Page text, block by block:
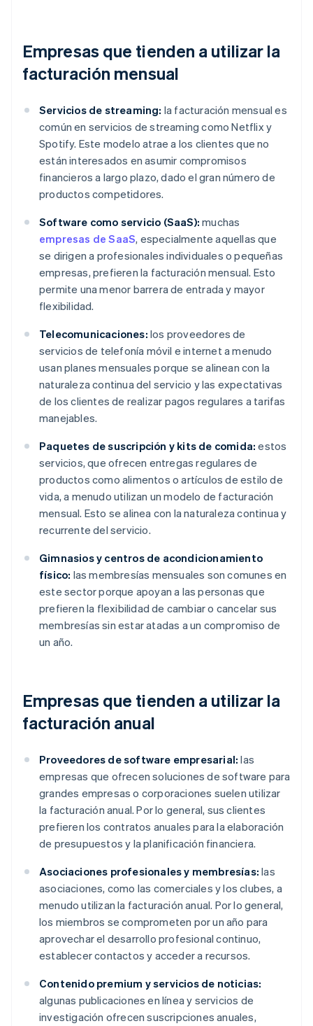
Empresas que tienden a utilizar la
facturación mensual
Servicios de streaming: la facturación mensual es
común en servicios de streaming como Netflix y
Spotify. Este modelo atrae a los clientes que no
están interesados en asumir compromisos
financieros a largo plazo, dado el gran número de
productos competidores.
Software como servicio (SaaS): muchas
empresas de SaaS, especialmente aquellas que
se dirigen a profesionales individuales o pequeñas
empresas, prefieren la facturación mensual. Esto
permite una menor barrera de entrada y mayor
flexibilidad.
Telecomunicaciones: los proveedores de
servicios de telefonía móvil e internet a menudo
usan planes mensuales porque se alinean con la
naturaleza continua del servicio y las expectativas
de los clientes de realizar pagos regulares a tarifas
manejables.
Paquetes de suscripción y kits de comida: estos
servicios, que ofrecen entregas regulares de
productos como alimentos o artículos de estilo de
vida, a menudo utilizan un modelo de facturación
mensual. Esto se alinea con la naturaleza continua y
recurrente del servicio.
Gimnasios y centros de acondicionamiento
físico: las membresías mensuales son comunes en
este sector porque apoyan a las personas que
prefieren la flexibilidad de cambiar o cancelar sus
membresías sin estar atadas a un compromiso de
un año.
Empresas que tienden a utilizar la
facturación anual
Proveedores de software empresarial: las
empresas que ofrecen soluciones de software para
grandes empresas o corporaciones suelen utilizar
la facturación anual. Por lo general, sus clientes
prefieren los contratos anuales para la elaboración
de presupuestos y la planificación financiera.
Asociaciones profesionales y membresías: las
asociaciones, como las comerciales y los clubes, a
menudo utilizan la facturación anual. Por lo general,
los miembros se comprometen por un año para
aprovechar el desarrollo profesional continuo,
establecer contactos y acceder a recursos.
Contenido premium y servicios de noticias:
algunas publicaciones en línea y servicios de
investigación ofrecen suscripciones anuales,